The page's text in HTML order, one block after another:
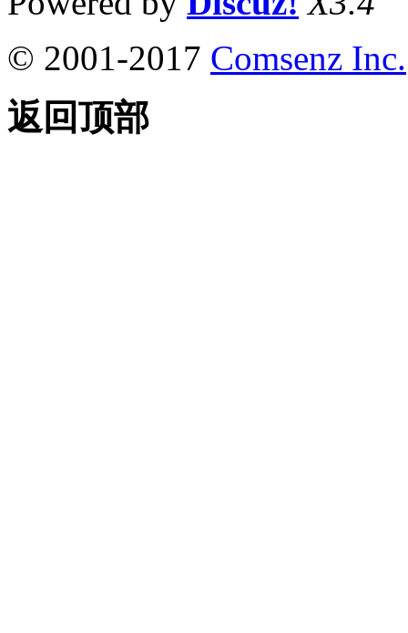
© 2001-2017 Comsenz Inc.
返回顶部